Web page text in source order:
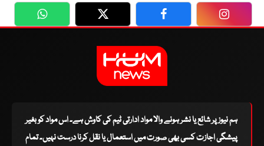
WhatsApp Twitter Facebook
ہم نیوز پر شائع یا نشر ہونے والا مواد ادارتی ٹیم کی کاوش ہے۔ اس مواد کو بغیر
پیشگی اجازت کسی بھی صورت میں استعمال یا نقل کرنا درست نہیں۔ تمام